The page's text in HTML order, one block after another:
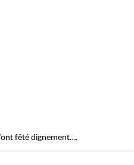
fêté dignement….